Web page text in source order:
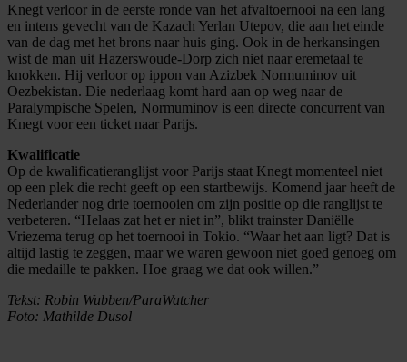
Knegt verloor in de eerste ronde van het afvaltoernooi na een lang
en intens gevecht van de Kazach Yerlan Utepov, die aan het einde
van de dag met het brons naar huis ging. Ook in de herkansingen
wist de man uit Hazerswoude-Dorp zich niet naar eremetaal te
knokken. Hij verloor op ippon van Azizbek Normuminov uit
Oezbekistan. Die nederlaag komt hard aan op weg naar de
Paralympische Spelen, Normuminov is een directe concurrent van
Knegt voor een ticket naar Parijs.
Kwalificatie
Op de kwalificatieranglijst voor Parijs staat Knegt momenteel niet
op een plek die recht geeft op een startbewijs. Komend jaar heeft de
Nederlander nog drie toernooien om zijn positie op die ranglijst te
verbeteren. “Helaas zat het er niet in”, blikt trainster Daniëlle
Vriezema terug op het toernooi in Tokio. “Waar het aan ligt? Dat is
altijd lastig te zeggen, maar we waren gewoon niet goed genoeg om
die medaille te pakken. Hoe graag we dat ook willen.”
Tekst: Robin Wubben/ParaWatcher
Foto: Mathilde Dusol